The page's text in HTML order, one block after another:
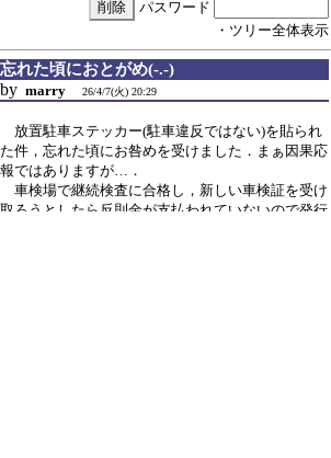
パスワード
・ツリー全体表示
忘れた頃におとがめ(-.-)
by marry 26/4/7(火) 20:29
放置駐車ステッカー(駐車違反ではない)を貼られ
た件，忘れた頃にお咎めを受けました．まぁ因果応
報ではありますが…．
車検場で継続検査に合格し，新しい車検証を受け
取ろうとしたら反則金が支払われていないので発行